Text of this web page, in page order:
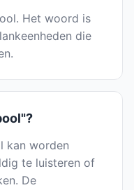
Het woord is
die
kan worden
te luisteren of
De